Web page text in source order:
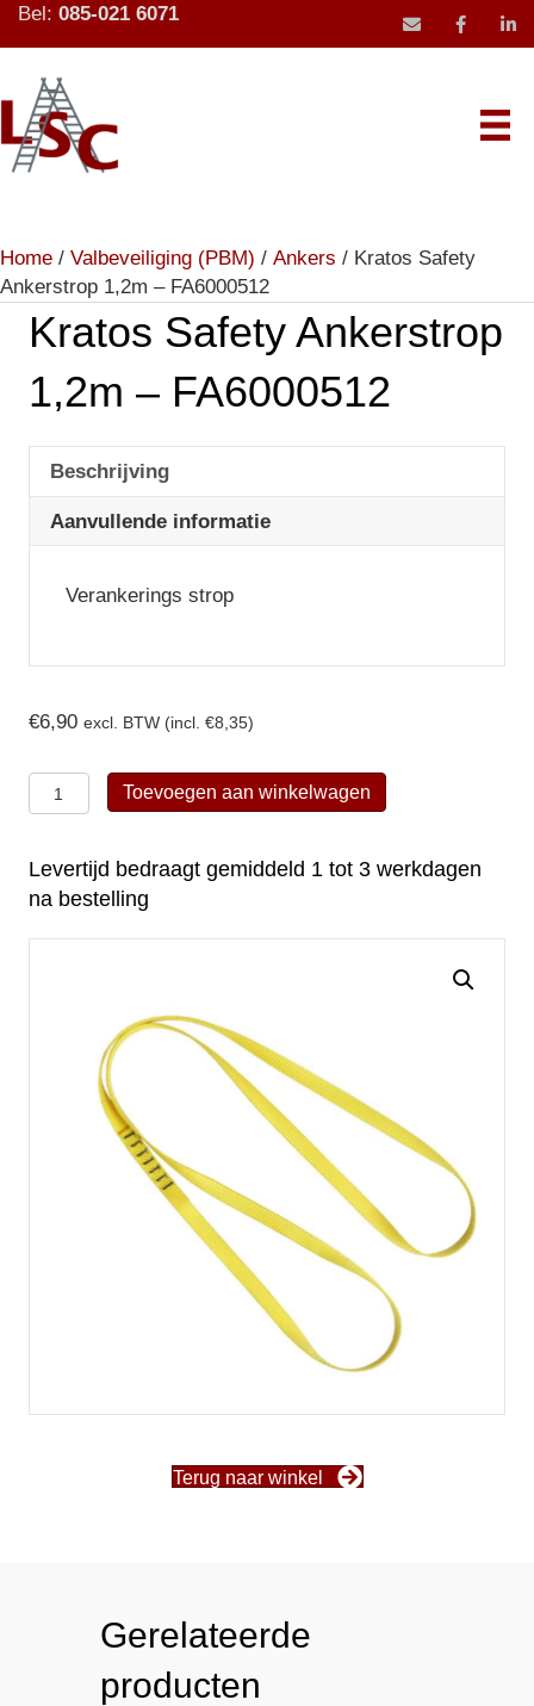
Bel: 085-021 6071
mail icoon
Home / Valbeveiliging (PBM) / Ankers / Kratos Safety
Ankerstrop 1,2m – FA6000512
Kratos Safety Ankerstrop
1,2m – FA6000512
Beschrijving
Aanvullende informatie
Verankerings strop
€6,90 excl. BTW (incl. €8,35)
Kratos
Safety
1,2m
-
Toevoegen aan winkelwagen
Levertijd bedraagt gemiddeld 1 tot 3 werkdagen
na bestelling
Terug naar winkel
Gerelateerde
producten